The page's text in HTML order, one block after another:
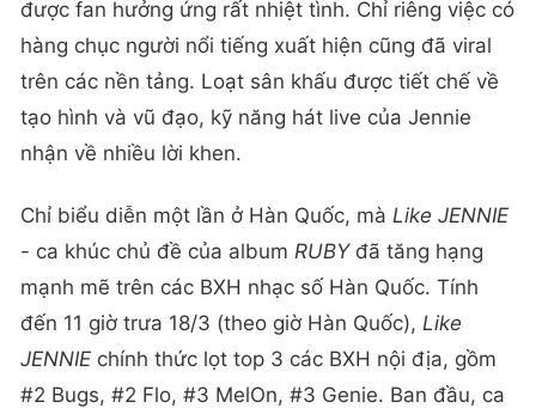
được fan hưởng ứng rất nhiệt tình. Chỉ riêng việc có
hàng chục người nổi tiếng xuất hiện cũng đã viral
trên các nền tảng. Loạt sân khấu được tiết chế về
tạo hình và vũ đạo, kỹ năng hát live của Jennie
nhận về nhiều lời khen.
Chỉ biểu diễn một lần ở Hàn Quốc, mà Like JENNIE
- ca khúc chủ đề của album RUBYđã tăng hạng
mạnh mẽ trên các BXH nhạc số Hàn Quốc. Tính
đến 11 giờ trưa 18/3 (theo giờ Hàn Quốc), Like
JENNIE chính thức lọt top 3 các BXH nội địa, gồm
#2 Bugs, #2 Flo, #3 MelOn, #3 Genie. Ban đầu, ca